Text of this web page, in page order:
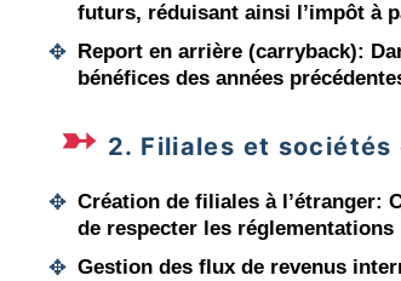
futurs, réduisant ainsi l’impôt à
Report en arrière (carryback):
bénéfices des années
2. Filiales et sociétés
Création de filiales à l’étranger:
de respecter les
Gestion des flux de revenus